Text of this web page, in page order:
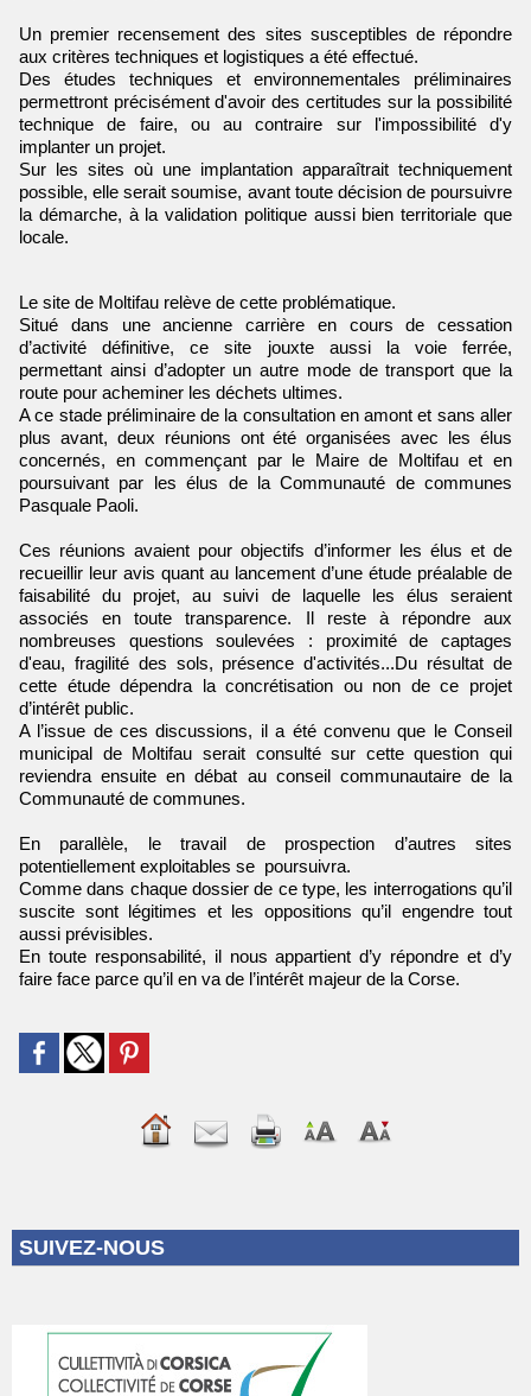
Un premier recensement des sites susceptibles de répondre
aux critères techniques et logistiques a été effectué.
Des études techniques et environnementales préliminaires
permettront précisément d'avoir des certitudes sur la possibilité
technique de faire, ou au contraire sur l'impossibilité d'y
implanter un projet.
Sur les sites où une implantation apparaîtrait techniquement
possible, elle serait soumise, avant toute décision de poursuivre
la démarche, à la validation politique aussi bien territoriale que
locale.
Le site de Moltifau relève de cette problématique.
Situé dans une ancienne carrière en cours de cessation
d’activité définitive, ce site jouxte aussi la voie ferrée,
permettant ainsi d’adopter un autre mode de transport que la
route pour acheminer les déchets ultimes.
A ce stade préliminaire de la consultation en amont et sans aller
plus avant, deux réunions ont été organisées avec les élus
concernés, en commençant par le Maire de Moltifau et en
poursuivant par les élus de la Communauté de communes
Pasquale Paoli.
Ces réunions avaient pour objectifs d’informer les élus et de
recueillir leur avis quant au lancement d’une étude préalable de
faisabilité du projet, au suivi de laquelle les élus seraient
associés en toute transparence. Il reste à répondre aux
nombreuses questions soulevées : proximité de captages
d'eau, fragilité des sols, présence d'activités...Du résultat de
cette étude dépendra la concrétisation ou non de ce projet
d’intérêt public.
A l’issue de ces discussions, il a été convenu que le Conseil
municipal de Moltifau serait consulté sur cette question qui
reviendra ensuite en débat au conseil communautaire de la
Communauté de communes.
En parallèle, le travail de prospection d’autres sites
potentiellement exploitables se poursuivra.
Comme dans chaque dossier de ce type, les interrogations qu’il
suscite sont légitimes et les oppositions qu’il engendre tout
aussi prévisibles.
En toute responsabilité, il nous appartient d’y répondre et d’y
faire face parce qu’il en va de l’intérêt majeur de la Corse.
SUIVEZ-NOUS